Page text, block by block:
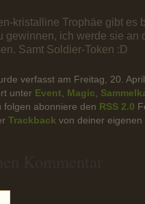
kristalline Trophäe gibt es
gewinnen, ich werde sie an
Samt Soldier-Token :D
verfasst am Freitag, 20.
unter Event, Magic,
folgen abonniere den RSS 2.0
Trackback von deiner eigenen